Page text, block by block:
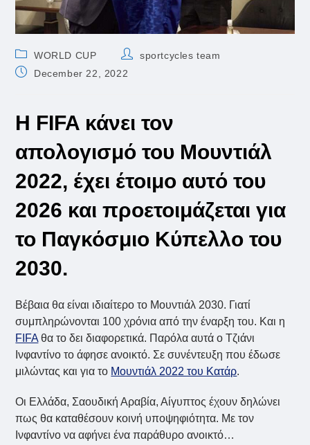
Post
category:
WORLD CUP
Postsportcycles team
PostDecember 22, 2022
Η FIFA κάνει τον
απολογισμό του Μουντιάλ
2022, έχει έτοιμο αυτό του
2026 και προετοιμάζεται για
το Παγκόσμιο Κύπελλο του
2030.
Βέβαια θα είναι ιδιαίτερο το Μουντιάλ 2030. Γιατί
συμπληρώνονται 100 χρόνια από την έναρξη του. Και η
FIFAθα το δει διαφορετικά. Παρόλα αυτά ο Τζιάνι
Ινφαντίνο το άφησε ανοικτό. Σε συνέντευξη που έδωσε
μιλώντας και για το Μουντιάλ 2022 του Κατάρ.
Οι Ελλάδα, Σαουδική Αραβία, Αίγυπτος έχουν δηλώνει
πως θα καταθέσουν κοινή υποψηφιότητα. Με τον
Ινφαντίνο να αφήνει ένα παράθυρο ανοικτό…